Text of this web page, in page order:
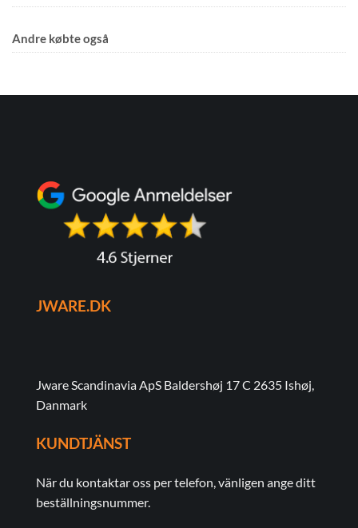
Andre købte også
JWARE.DK
Jware Scandinavia ApS Baldershøj 17 C 2635 Ishøj,
Danmark
KUNDTJÄNST
När du kontaktar oss per telefon, vänligen ange ditt
beställningsnummer.